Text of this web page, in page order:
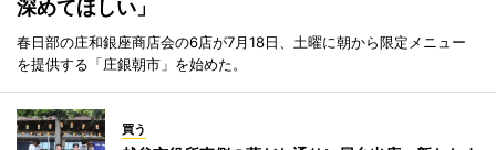
深めてほしい」
春日部の庄和銀座商店会の6店が7月18日、土曜に朝から限定メニュー
を提供する「庄銀朝市」を始めた。
買う